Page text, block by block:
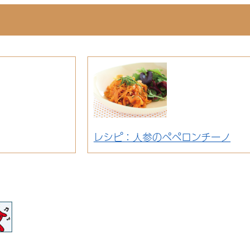
レシピ：人参のペペロンチーノ